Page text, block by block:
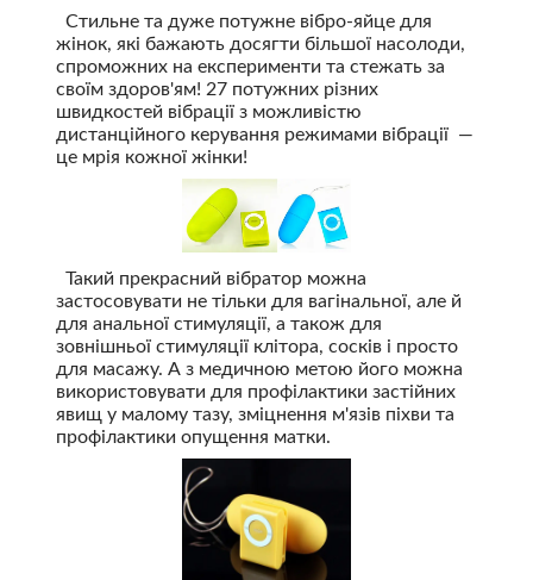
Стильне та дуже потужне вібро-яйце для
жінок, які бажають досягти більшої насолоди,
спроможних на експерименти та стежать за
своїм здоров'ям! 27 потужних різних
швидкостей вібрації з можливістю
дистанційного керування режимами вібрації —
це мрія кожної жінки!
Такий прекрасний вібратор можна
застосовувати не тільки для вагінальної, але й
для анальної стимуляції, а також для
зовнішньої стимуляції клітора, сосків і просто
для масажу. А з медичною метою його можна
використовувати для профілактики застійних
явищ у малому тазу, зміцнення м'язів піхви та
профілактики опущення матки.